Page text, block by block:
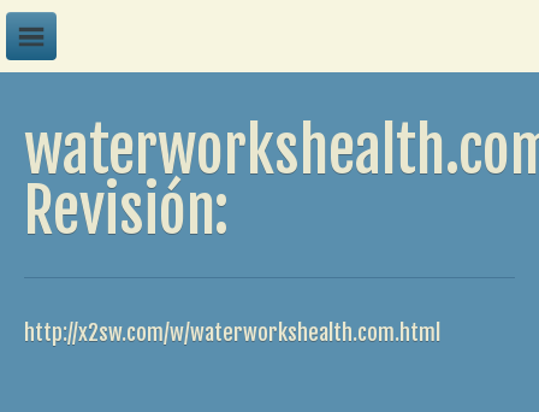
G
Revisión:
http://x2sw.com/w/waterworkshealth.com.html